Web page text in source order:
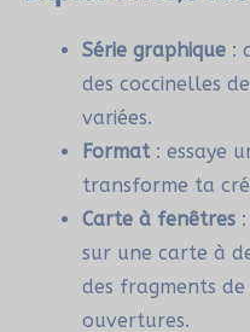
Série graphique :
des coccinelles
variées.
Format : essaye
transforme ta
Carte à fenêtres
sur une carte à
des fragments
ouvertures.